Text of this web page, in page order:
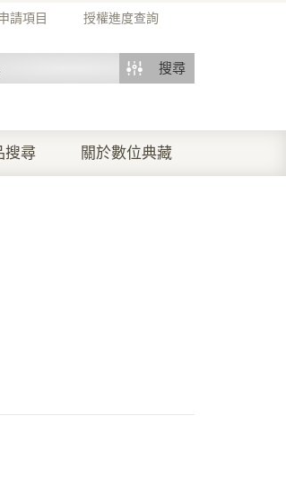
請項目 授權進度查詢
搜尋
搜尋 關於數位典藏